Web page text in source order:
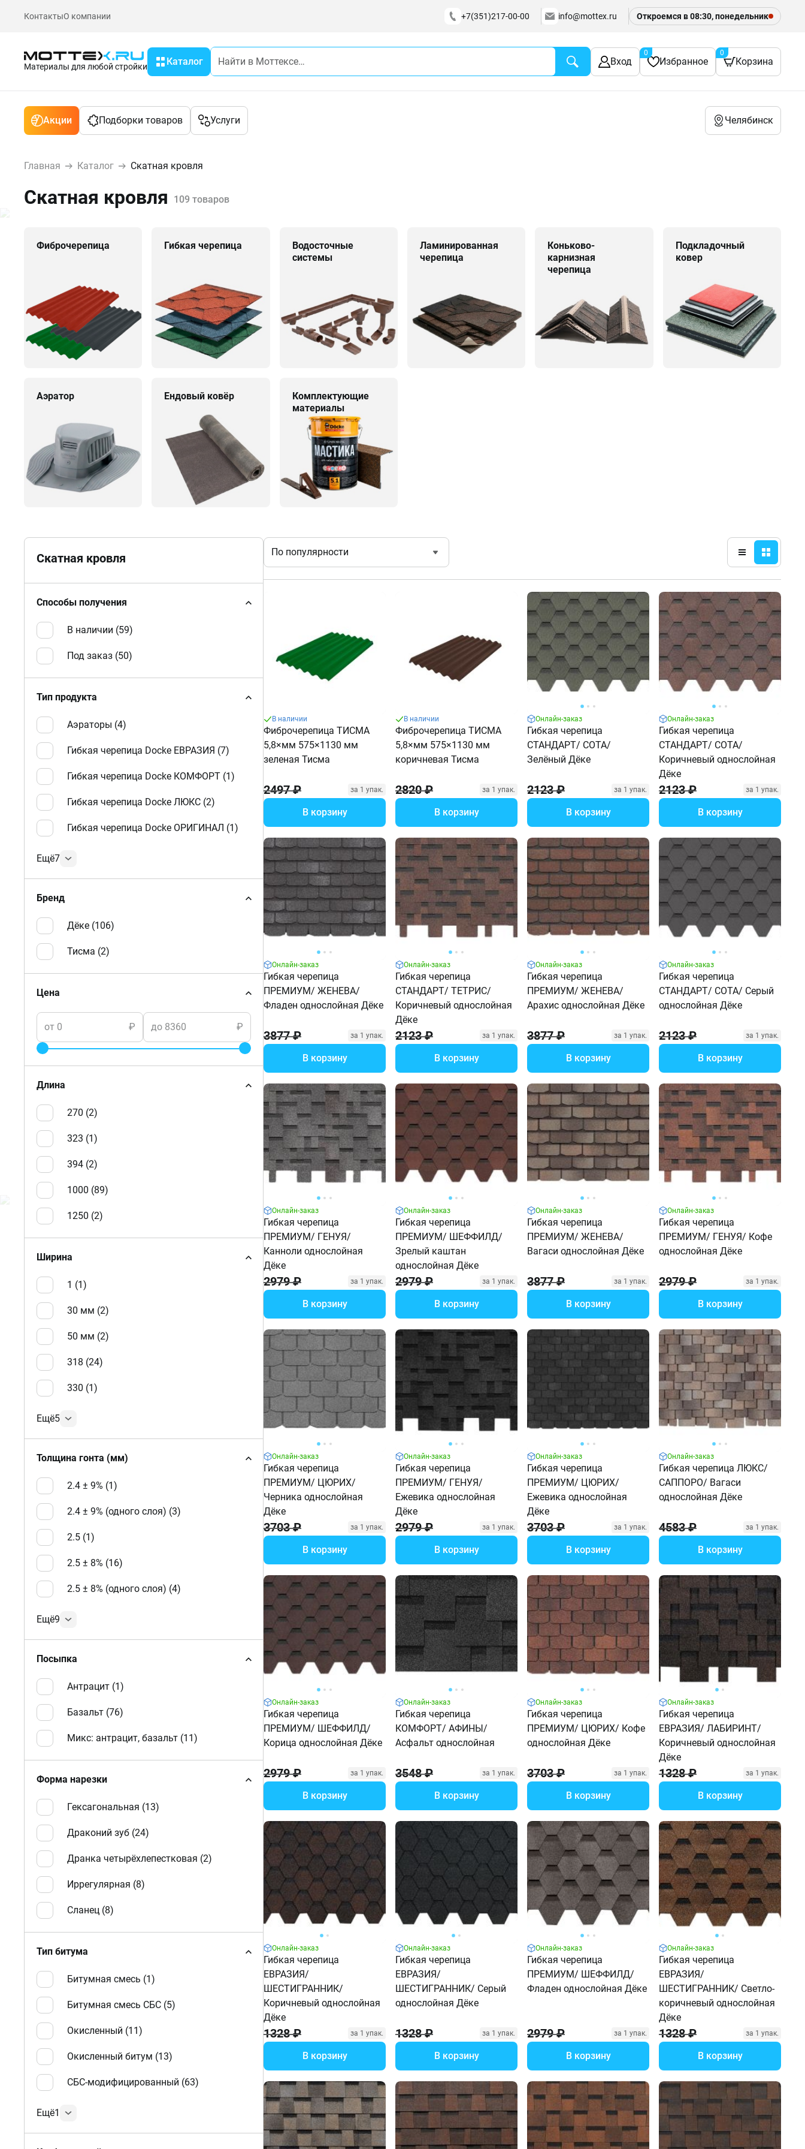
КонтактыО компании +7(351)217-00-00 info@mottex.ru Откроемся в 08:30, понедельник
Материалы для любой стройки Каталог Вход Избранное
0
Корзина
0
Акции Подборки товаров Услуги Челябинск
Главная Каталог Скатная кровля
Скатная кровля 109 товаров
Фиброчерепица Гибкая черепица
Водосточные
системы
Ламинированная
черепица
Коньково-
карнизная
черепица
Подкладочный
ковер
Аэратор Ендовый ковёр
Комплектующие
материалы
Скатная кровля
Способы получения
В наличии (59)
Под заказ (50)
Тип продукта
Аэраторы (4)
Гибкая черепица Docke ЕВРАЗИЯ (7)
Гибкая черепица Docke КОМФОРТ (1)
Гибкая черепица Docke ЛЮКС (2)
Гибкая черепица Docke ОРИГИНАЛ (1)
Ещё7
Бренд
Дёке (106)
Тисма (2)
Цена
от ₽ до ₽
Длина
270 (2)
323 (1)
394 (2)
1000 (89)
1250 (2)
Ширина
1 (1)
30 мм (2)
50 мм (2)
318 (24)
330 (1)
Ещё5
Толщина гонта (мм)
2.4 ± 9% (1)
2.4 ± 9% (одного слоя) (3)
2.5 (1)
2.5 ± 8% (16)
2.5 ± 8% (одного слоя) (4)
Ещё9
Посыпка
Антрацит (1)
Базальт (76)
Микс: антрацит, базальт (11)
Форма нарезки
Гексагональная (13)
Драконий зуб (24)
Дранка четырёхлепестковая (2)
Иррегулярная (8)
Сланец (8)
Тип битума
Битумная смесь (1)
Битумная смесь СБС (5)
Окисленный (11)
Окисленный битум (13)
СБС-модифицированный (63)
Ещё1
По популярности
В наличии
Фиброчерепица ТИСМА
5,8×мм 575×1130 мм
зеленая Тисма
2497 ₽ за 1 упак.
В корзину
В наличии
Фиброчерепица ТИСМА
5,8×мм 575×1130 мм
коричневая Тисма
2820 ₽ за 1 упак.
В корзину
Онлайн-заказ
Гибкая черепица
СТАНДАРТ/ СОТА/
Зелёный Дёке
2123 ₽ за 1 упак.
В корзину
Онлайн-заказ
Гибкая черепица
СТАНДАРТ/ СОТА/
Коричневый однослойная
Дёке
2123 ₽ за 1 упак.
В корзину
Онлайн-заказ
Гибкая черепица
ПРЕМИУМ/ ЖЕНЕВА/
Фладен однослойная Дёке
3877 ₽ за 1 упак.
В корзину
Онлайн-заказ
Гибкая черепица
СТАНДАРТ/ ТЕТРИС/
Коричневый однослойная
Дёке
2123 ₽ за 1 упак.
В корзину
Онлайн-заказ
Гибкая черепица
ПРЕМИУМ/ ЖЕНЕВА/
Арахис однослойная Дёке
3877 ₽ за 1 упак.
В корзину
Онлайн-заказ
Гибкая черепица
СТАНДАРТ/ СОТА/ Серый
однослойная Дёке
2123 ₽ за 1 упак.
В корзину
Онлайн-заказ
Гибкая черепица
ПРЕМИУМ/ ГЕНУЯ/
Канноли однослойная
Дёке
2979 ₽ за 1 упак.
В корзину
Онлайн-заказ
Гибкая черепица
ПРЕМИУМ/ ШЕФФИЛД/
Зрелый каштан
однослойная Дёке
2979 ₽ за 1 упак.
В корзину
Онлайн-заказ
Гибкая черепица
ПРЕМИУМ/ ЖЕНЕВА/
Вагаси однослойная Дёке
3877 ₽ за 1 упак.
В корзину
Онлайн-заказ
Гибкая черепица
ПРЕМИУМ/ ГЕНУЯ/ Кофе
однослойная Дёке
2979 ₽ за 1 упак.
В корзину
Онлайн-заказ
Гибкая черепица
ПРЕМИУМ/ ЦЮРИХ/
Черника однослойная
Дёке
3703 ₽ за 1 упак.
В корзину
Онлайн-заказ
Гибкая черепица
ПРЕМИУМ/ ГЕНУЯ/
Ежевика однослойная
Дёке
2979 ₽ за 1 упак.
В корзину
Онлайн-заказ
Гибкая черепица
ПРЕМИУМ/ ЦЮРИХ/
Ежевика однослойная
Дёке
3703 ₽ за 1 упак.
В корзину
Онлайн-заказ
Гибкая черепица ЛЮКС/
САППОРО/ Вагаси
однослойная Дёке
4583 ₽ за 1 упак.
В корзину
Онлайн-заказ
Гибкая черепица
ПРЕМИУМ/ ШЕФФИЛД/
Корица однослойная Дёке
2979 ₽ за 1 упак.
В корзину
Онлайн-заказ
Гибкая черепица
КОМФОРТ/ АФИНЫ/
Асфальт однослойная
3548 ₽ за 1 упак.
В корзину
Онлайн-заказ
Гибкая черепица
ПРЕМИУМ/ ЦЮРИХ/ Кофе
однослойная Дёке
3703 ₽ за 1 упак.
В корзину
Онлайн-заказ
Гибкая черепица
ЕВРАЗИЯ/ ЛАБИРИНТ/
Коричневый однослойная
Дёке
1328 ₽ за 1 упак.
В корзину
Онлайн-заказ
Гибкая черепица
ЕВРАЗИЯ/
ШЕСТИГРАННИК/
Коричневый однослойная
Дёке
1328 ₽ за 1 упак.
В корзину
Онлайн-заказ
Гибкая черепица
ЕВРАЗИЯ/
ШЕСТИГРАННИК/ Серый
однослойная Дёке
1328 ₽ за 1 упак.
В корзину
Онлайн-заказ
Гибкая черепица
ПРЕМИУМ/ ШЕФФИЛД/
Фладен однослойная Дёке
2979 ₽ за 1 упак.
В корзину
Онлайн-заказ
Гибкая черепица
ЕВРАЗИЯ/
ШЕСТИГРАННИК/ Светло-
коричневый однослойная
Дёке
1328 ₽ за 1 упак.
В корзину